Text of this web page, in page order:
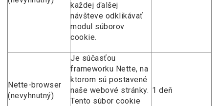
každej ďalšej
návšteve odklikávať
modul súborov
cookie.
Nette-browser
(nevyhnutný)
Je súčasťou
frameworku Nette, na
ktorom sú postavené
naše webové stránky.
Tento súbor cookie
1 deň